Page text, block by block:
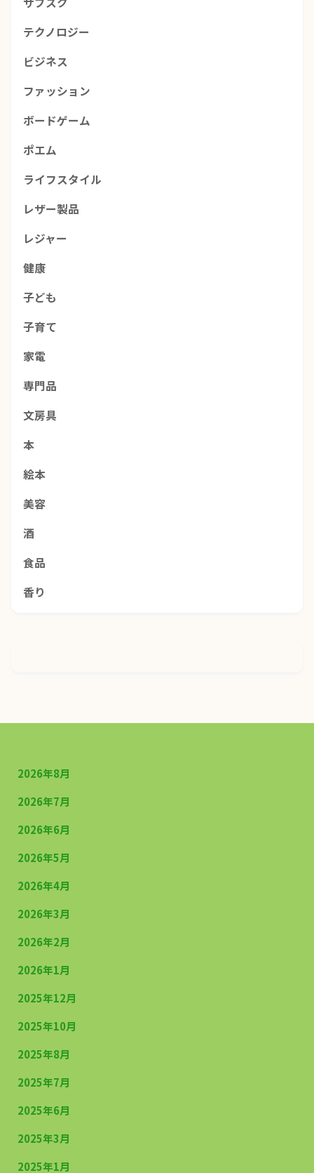
テクノロジー
ビジネス
ファッション
ボードゲーム
ポエム
ライフスタイル
レザー製品
レジャー
健康
子ども
子育て
家電
専門品
文房具
本
絵本
美容
酒
食品
香り
2026年8月
2026年7月
2026年6月
2026年5月
2026年4月
2026年3月
2026年2月
2026年1月
2025年12月
2025年10月
2025年8月
2025年7月
2025年6月
2025年3月
2025年1月